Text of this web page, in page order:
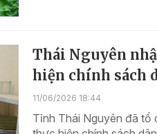
Thái Nguyên
hiện chính sách
11/06/2026 18:44
Tỉnh Thái Nguyên đã tổ